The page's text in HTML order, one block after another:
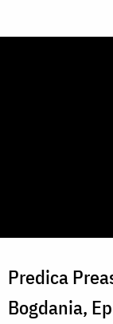
Predica
Bogdania,